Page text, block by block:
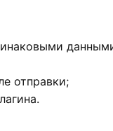
отправки;